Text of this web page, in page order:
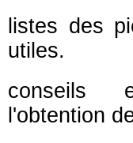
listes des
utiles.
conseils
l'obtention